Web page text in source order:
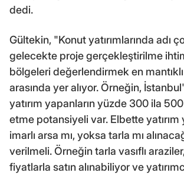
dedi.
Gültekin, "Konut yatırımlarında adı
gelecekte proje gerçekleştirilme
bölgeleri değerlendirmek en
arasında yer alıyor. Örneğin,
yatırım yapanların yüzde 300 ila
etme potansiyeli var. Elbette
imarlı arsa mı, yoksa tarla mı
verilmeli. Örneğin tarla vasıflı
fiyatlarla satın alınabiliyor ve